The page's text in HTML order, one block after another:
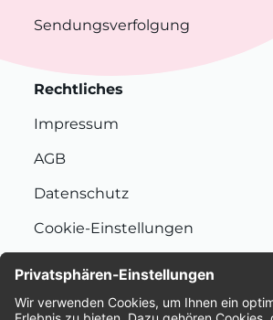
Sendungsverfolgung
Rechtliches
Impressum
AGB
Datenschutz
Cookie-Einstellungen